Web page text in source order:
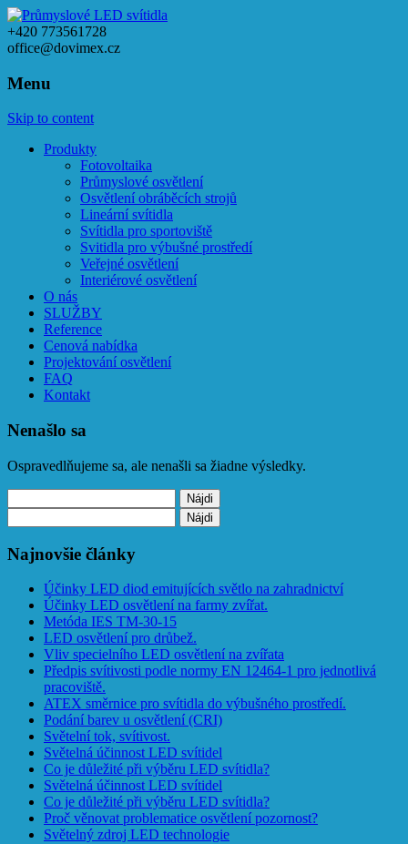
+420 773561728
office@dovimex.cz
Menu
Skip to content
Produkty
Fotovoltaika
Průmyslové osvětlení
Osvětlení obráběcích strojů
Lineární svítidla
Svítidla pro sportoviště
Svitidla pro výbušné prostředí
Veřejné osvětlení
Interiérové osvětlení
O nás
SLUŽBY
Reference
Cenová nabídka
Projektování osvětlení
FAQ
Kontakt
Nenašlo sa
Ospravedlňujeme sa, ale nenašli sa žiadne výsledky.
Najnovšie články
Účinky LED diod emitujících světlo na zahradnictví
Účinky LED osvětlení na farmy zvířat.
Metóda IES TM-30-15
LED osvětlení pro drůbež.
Vliv specielního LED osvětlení na zvířata
Předpis svítivosti podle normy EN 12464-1 pro jednotlivá
pracoviště.
ATEX směrnice pro svítidla do výbušného prostředí.
Podání barev u osvětlení (CRI)
Světelní tok, svítivost.
Světelná účinnost LED svítidel
Co je důležité při výběru LED svítidla?
Světelná účinnost LED svítidel
Co je důležité při výběru LED svítidla?
Proč věnovat problematice osvětlení pozornost?
Světelný zdroj LED technologie